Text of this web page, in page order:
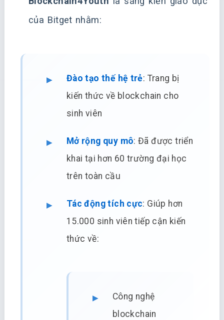
của Bitget nhằm:
Đào tạo thế hệ trẻ: Trang bị
kiến thức về blockchain cho
sinh viên
Mở rộng quy mô: Đã được triển
khai tại hơn 60 trường đại học
trên toàn cầu
Tác động tích cực: Giúp hơn
15.000 sinh viên tiếp cận kiến
thức về:
Công nghệ
blockchain